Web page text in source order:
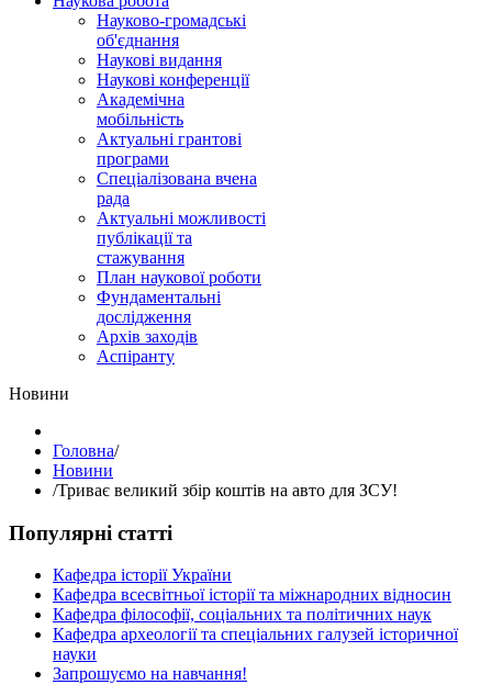
Науково-громадські
об'єднання
Наукові видання
Наукові конференції
Академічна
мобільність
Актуальні грантові
програми
Спеціалізована вчена
рада
Актуальні можливості
публікації та
стажування
План наукової роботи
Фундаментальні
дослідження
Архів заходів
Аспіранту
Hовини
Головна/
Hовини
/Триває великий збір коштів на авто для ЗСУ!
Популярні статті
Кафедра історії України
Кафедра всесвітньої історії та міжнародних відносин
Кафедра філософії, соціальних та політичних наук
Кафедра археології та спеціальних галузей історичної
науки
Запрошуємо на навчання!